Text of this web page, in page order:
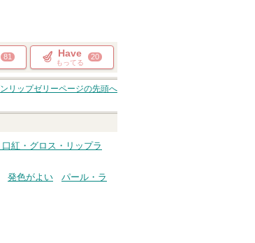
81 Have
もってる
20
リップゼリーページの先頭へ
口紅・グロス・リップラ
発色がよい
パール・ラ